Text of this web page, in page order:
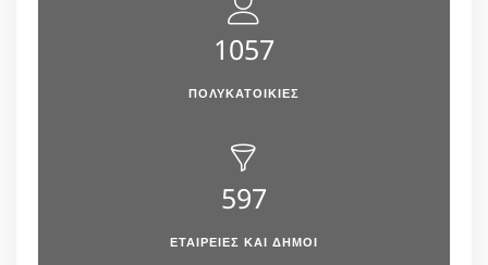
1057
ΠΟΛΥΚΑΤΟΙΚΙΕΣ
597
ΕΤΑΙΡΕΙΕΣ ΚΑΙ ΔΗΜΟΙ